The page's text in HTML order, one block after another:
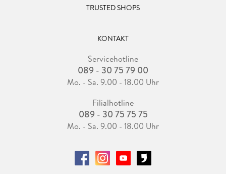
TRUSTED SHOPS
KONTAKT
Servicehotline
089 - 30 75 79 00
Mo. - Sa. 9.00 - 18.00 Uhr
Filialhotline
089 - 30 75 75 75
Mo. - Sa. 9.00 - 18.00 Uhr